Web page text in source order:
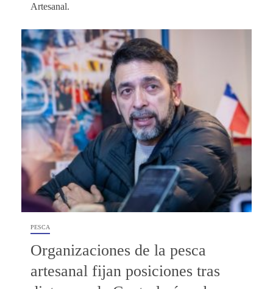
Artesanal.
PESCA
Organizaciones de la pesca
artesanal fijan posiciones tras